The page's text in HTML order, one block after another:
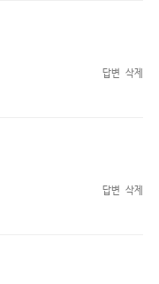
답변 삭제
답변 삭제